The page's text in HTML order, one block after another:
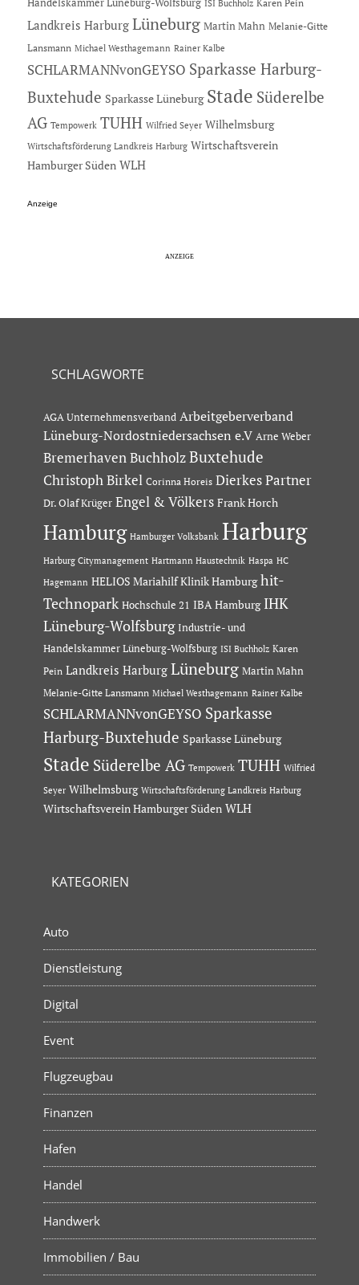
Handelskammer Lüneburg-Wolfsburg ISI Buchholz Karen Pein
Landkreis Harburg Lüneburg Martin Mahn Melanie-Gitte
Lansmann Michael Westhagemann Rainer Kalbe
SCHLARMANNvonGEYSO Sparkasse Harburg-
Buxtehude Sparkasse Lüneburg Stade Süderelbe
AG Tempowerk TUHH Wilfried Seyer Wilhelmsburg
Wirtschaftsförderung Landkreis Harburg Wirtschaftsverein
Hamburger Süden WLH
Anzeige
SCHLAGWORTE
AGA Unternehmensverband Arbeitgeberverband
Lüneburg-Nordostniedersachsen e.V Arne Weber
Bremerhaven Buchholz Buxtehude
Christoph Birkel Corinna Horeis Dierkes Partner
Dr. Olaf Krüger Engel & Völkers Frank Horch
Hamburg Hamburger Volksbank Harburg
Harburg Citymanagement Hartmann Haustechnik Haspa HC
Hagemann HELIOS Mariahilf Klinik Hamburg hit-
Technopark Hochschule 21 IBA Hamburg IHK
Lüneburg-Wolfsburg Industrie- und
Handelskammer Lüneburg-Wolfsburg ISI Buchholz Karen
Pein Landkreis Harburg Lüneburg Martin Mahn
Melanie-Gitte Lansmann Michael Westhagemann Rainer Kalbe
SCHLARMANNvonGEYSO Sparkasse
Harburg-Buxtehude Sparkasse Lüneburg
Stade Süderelbe AG Tempowerk TUHH Wilfried
Seyer Wilhelmsburg Wirtschaftsförderung Landkreis Harburg
Wirtschaftsverein Hamburger Süden WLH
KATEGORIEN
Auto
Dienstleistung
Digital
Event
Flugzeugbau
Finanzen
Hafen
Handel
Handwerk
Immobilien / Bau